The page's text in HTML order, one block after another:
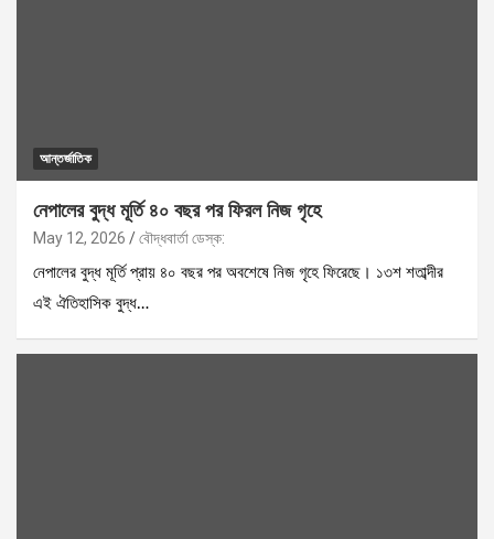
আন্তর্জাতিক
নেপালের বুদ্ধ মূর্তি ৪০ বছর পর ফিরল নিজ গৃহে
May 12, 2026 বৌদ্ধবার্তা ডেস্ক:
নেপালের বুদ্ধ মূর্তি প্রায় ৪০ বছর পর অবশেষে নিজ গৃহে ফিরেছে। ১৩শ শতাব্দীর
এই ঐতিহাসিক বুদ্ধ…